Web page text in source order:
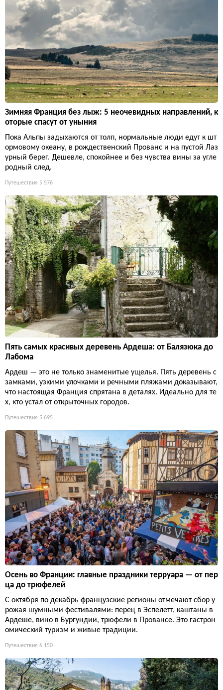
Зимняя Франция без лыж: 5 неочевидных направлений, к
оторые спасут от уныния
Пока Альпы задыхаются от толп, нормальные люди едут к шт
ормовому океану, в рождественский Прованс и на пустой Лаз
урный берег. Дешевле, спокойнее и без чувства вины за угле
родный след.
Путешествия 5 576
Пять самых красивых деревень Ардеша: от Балязюка до
Лабома
Ардеш — это не только знаменитые ущелья. Пять деревень с
замками, узкими улочками и речными пляжами доказывают,
что настоящая Франция спрятана в деталях. Идеально для те
х, кто устал от открыточных городов.
Путешествия 5 695
Осень во Франции: главные праздники терруара — от пер
ца до трюфелей
С октября по декабрь французские регионы отмечают сбор у
рожая шумными фестивалями: перец в Эспелетт, каштаны в
Ардеше, вино в Бургундии, трюфели в Провансе. Это гастрон
омический туризм и живые традиции.
Путешествия 6 150